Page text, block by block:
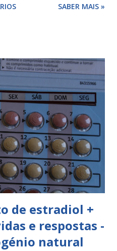
yasminelle®: lactose mono-
tomada todos os dias, no
após os quais deve fazer 7
ou pausa), durante estes
normalmente no 3° ou
deverão ser tomadas
. Como iniciar a
yasminelle® a mulher deve
e iniciar a pilula
SABER MAIS »
de estradiol +
e respostas -
natural